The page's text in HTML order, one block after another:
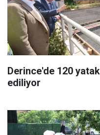
Derince'de 120
ediliyor